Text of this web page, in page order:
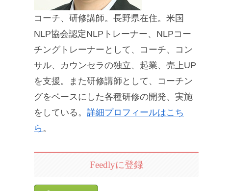
コーチ、研修講師。長野県在住。米国
NLP協会認定NLPトレーナー、NLPコー
チングトレーナーとして、コーチ、コン
サル、カウンセラの独立、起業、売上UP
を支援。また研修講師として、コーチン
グをベースにした各種研修の開発、実施
をしている。 詳細プロフィールはこち
ら 。
Feedlyに登録